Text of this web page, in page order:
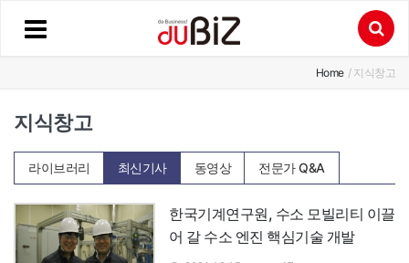
Home / 지식창고
지식창고
라이브러리 최신기사 동영상 전문가 Q&A
한국기계연구원, 수소 모빌리티 이끌
어 갈 수소 엔진 핵심기술 개발